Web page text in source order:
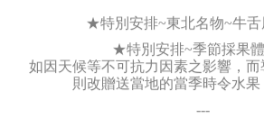
★特別安排~東北名物~牛
★特別安排~季節採果
如因天候等不可抗力因素之影響，而
則改贈送當地​的當季時令水
---